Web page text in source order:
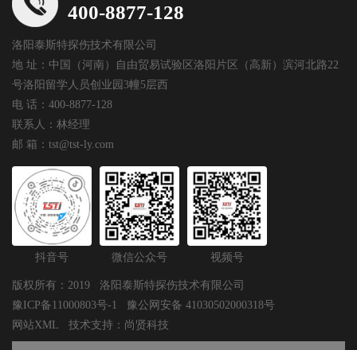
400-8877-128
洛阳泰斯特探伤技术有限公司
地 址：中国（河南）自由贸易试验区洛阳片区（高新）滨河北路22
号洛阳留学人员创业园3幢5层西
电 话：400-8877-128
联系人：林经理
邮 箱：tst@tst-ly.com
抖音号 微信公众号 视频号
版权所有：2019 洛阳泰斯特探伤技术有限公司
豫ICP备11000803号-1
豫公网安备 41030502000318号
网站XML 技术支持： 尚贤科技